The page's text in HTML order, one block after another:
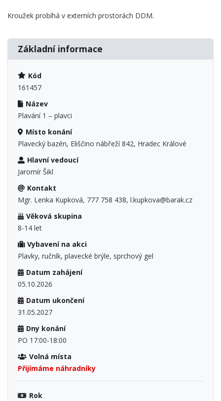
Kroužek probíhá v externích prostorách DDM.
Základní informace
Kód
161457
Název
Plavání 1 – plavci
Místo konání
Plavecký bazén, Eliščino nábřeží 842, Hradec Králové
Hlavní vedoucí
Jaromír Šikl
Kontakt
Mgr. Lenka Kupková, 777 758 438, l.kupkova@barak.cz
Věková skupina
8-14 let
Vybavení na akci
Plavky, ručník, plavecké brýle, sprchový gel
Datum zahájení
05.10.2026
Datum ukončení
31.05.2027
Dny konání
PO 17:00-18:00
Volná místa
Přijímáme náhradníky
Rok